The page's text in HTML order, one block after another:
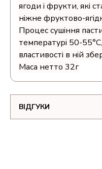
ягоди і фрукти, які
ніжне фруктово-
Процес сушіння
температурі 50-
властивості в ній
Маса нетто 32г
ВІДГУКИ